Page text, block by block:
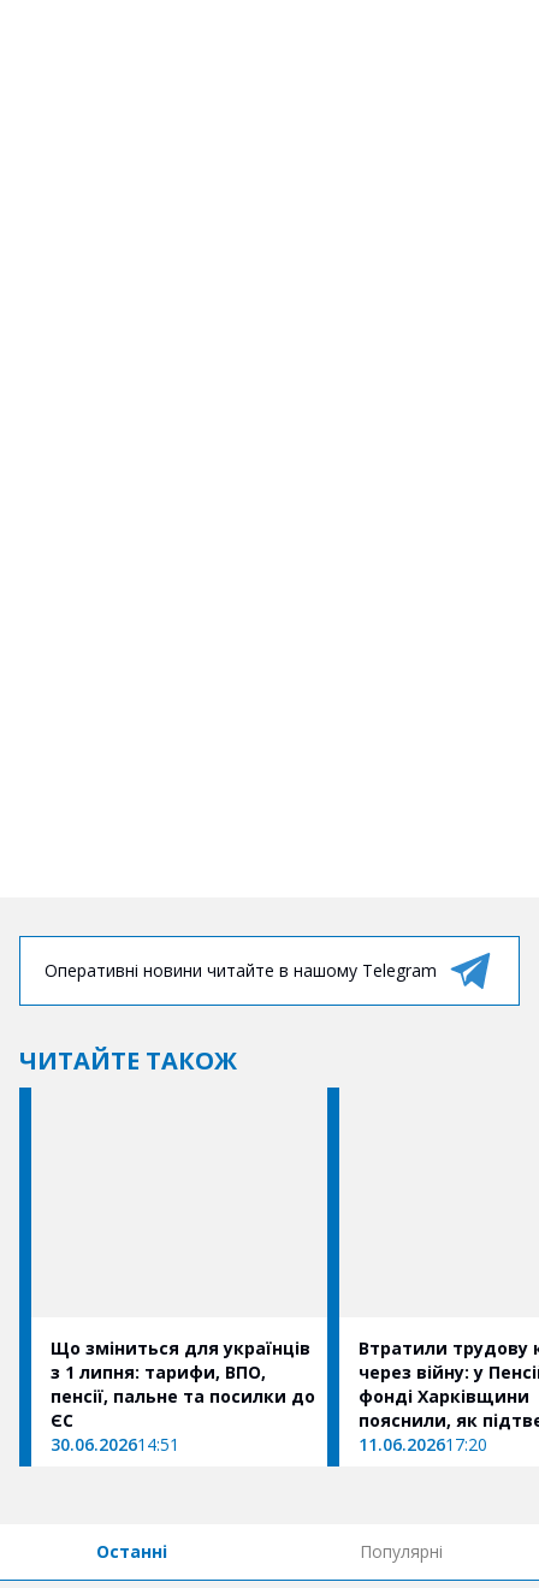
Оперативні новини читайте в нашому Telegram
ЧИТАЙТЕ ТАКОЖ
Що зміниться для українців
з 1 липня: тарифи, ВПО,
пенсії, пальне та посилки до
ЄС
30.06.202614:51
Втратили трудову
через війну: у
фонді Харківщини
пояснили, як
страховий стаж
11.06.202617:20
Останні Популярні